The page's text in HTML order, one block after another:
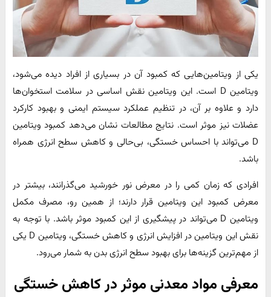
یکی از ویتامین‌هایی که کمبود آن در بسیاری از افراد دیده می‌شود،
ویتامین D است. این ویتامین نقش اساسی در سلامت استخوان‌ها
دارد و علاوه بر آن، در تنظیم عملکرد سیستم ایمنی و بهبود کارکرد
عضلات نیز موثر است. نتایج مطالعات نشان می‌دهد کمبود ویتامین
D می‌تواند با احساس خستگی، بی‌حالی و کاهش سطح انرژی همراه
باشد.
افرادی که زمان کمی را در معرض نور خورشید می‌گذرانند، بیشتر در
معرض کمبود این ویتامین قرار دارند؛ از همین رو، مصرف مکمل
ویتامین D می‌تواند در پیشگیری از این کمبود موثر باشد. با توجه به
نقش این ویتامین در افزایش انرژی و کاهش خستگی، ویتامین D یکی
از مهم‌ترین گزینه‌ها برای بهبود سطح انرژی بدن به شمار می‌رود.
معرفی مواد معدنی موثر در کاهش خستگی